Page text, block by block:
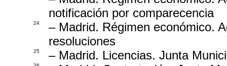
notificación por comparecencia
24
– Madrid. Régimen económico.
resoluciones
25 – Madrid. Licencias. Junta